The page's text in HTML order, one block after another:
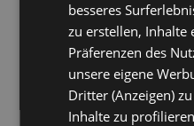
besseres
zu erstellen, Inhalte
Präferenzen des
unsere eigene
Dritter (Anzeigen)
Inhalte zu